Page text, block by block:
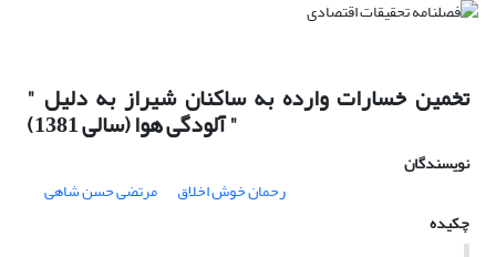
" تخمین خسارات وارده به ساکنان شیراز به دلیل
آلودگی هوا (سالی 1381) "
نویسندگان
رحمان خوش اخلاق
مرتضى حسن شاهى
چکیده